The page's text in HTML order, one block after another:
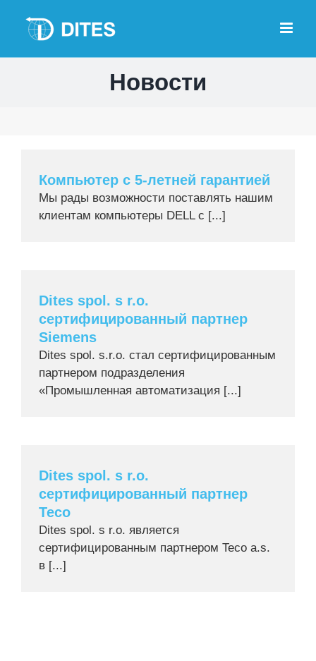
content
Новости
Компьютер с 5-летней гарантией
Мы рады возможности поставлять нашим
клиентам компьютеры DELL с [...]
Dites spol. s r.o.
сертифицированный партнер
Siemens
Dites spol. s.r.o. стал сертифицированным
партнером подразделения
«Промышленная автоматизация [...]
Dites spol. s r.o.
сертифицированный партнер
Teco
Dites spol. s r.o. является
сертифицированным партнером Teco a.s.
в [...]